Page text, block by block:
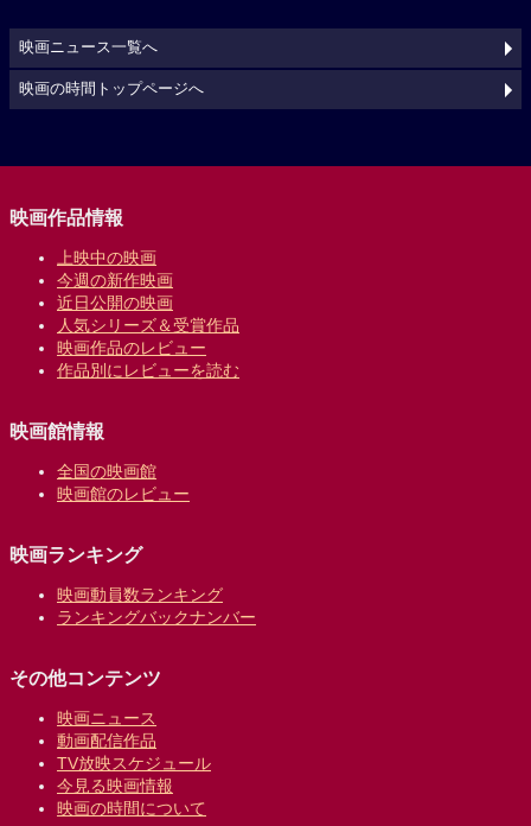
映画ニュース一覧へ
映画の時間トップページへ
映画作品情報
上映中の映画
今週の新作映画
近日公開の映画
人気シリーズ＆受賞作品
映画作品のレビュー
作品別にレビューを読む
映画館情報
全国の映画館
映画館のレビュー
映画ランキング
映画動員数ランキング
ランキングバックナンバー
その他コンテンツ
映画ニュース
動画配信作品
TV放映スケジュール
今見る映画情報
映画の時間について